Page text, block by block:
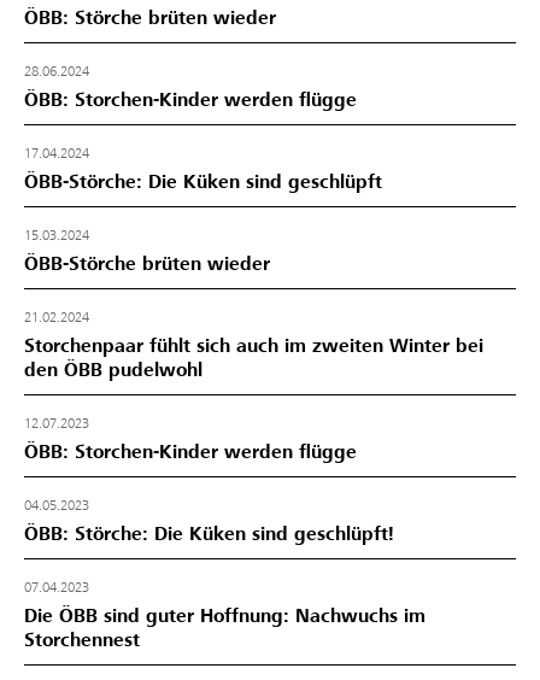
ÖBB: Störche brüten wieder
28.06.2024
ÖBB: Storchen-Kinder werden flügge
17.04.2024
ÖBB-Störche: Die Küken sind geschlüpft
15.03.2024
ÖBB-Störche brüten wieder
21.02.2024
Storchenpaar fühlt sich auch im zweiten Winter bei
den ÖBB pudelwohl
12.07.2023
ÖBB: Storchen-Kinder werden flügge
04.05.2023
ÖBB: Störche: Die Küken sind geschlüpft!
07.04.2023
Die ÖBB sind guter Hoffnung: Nachwuchs im
Storchennest